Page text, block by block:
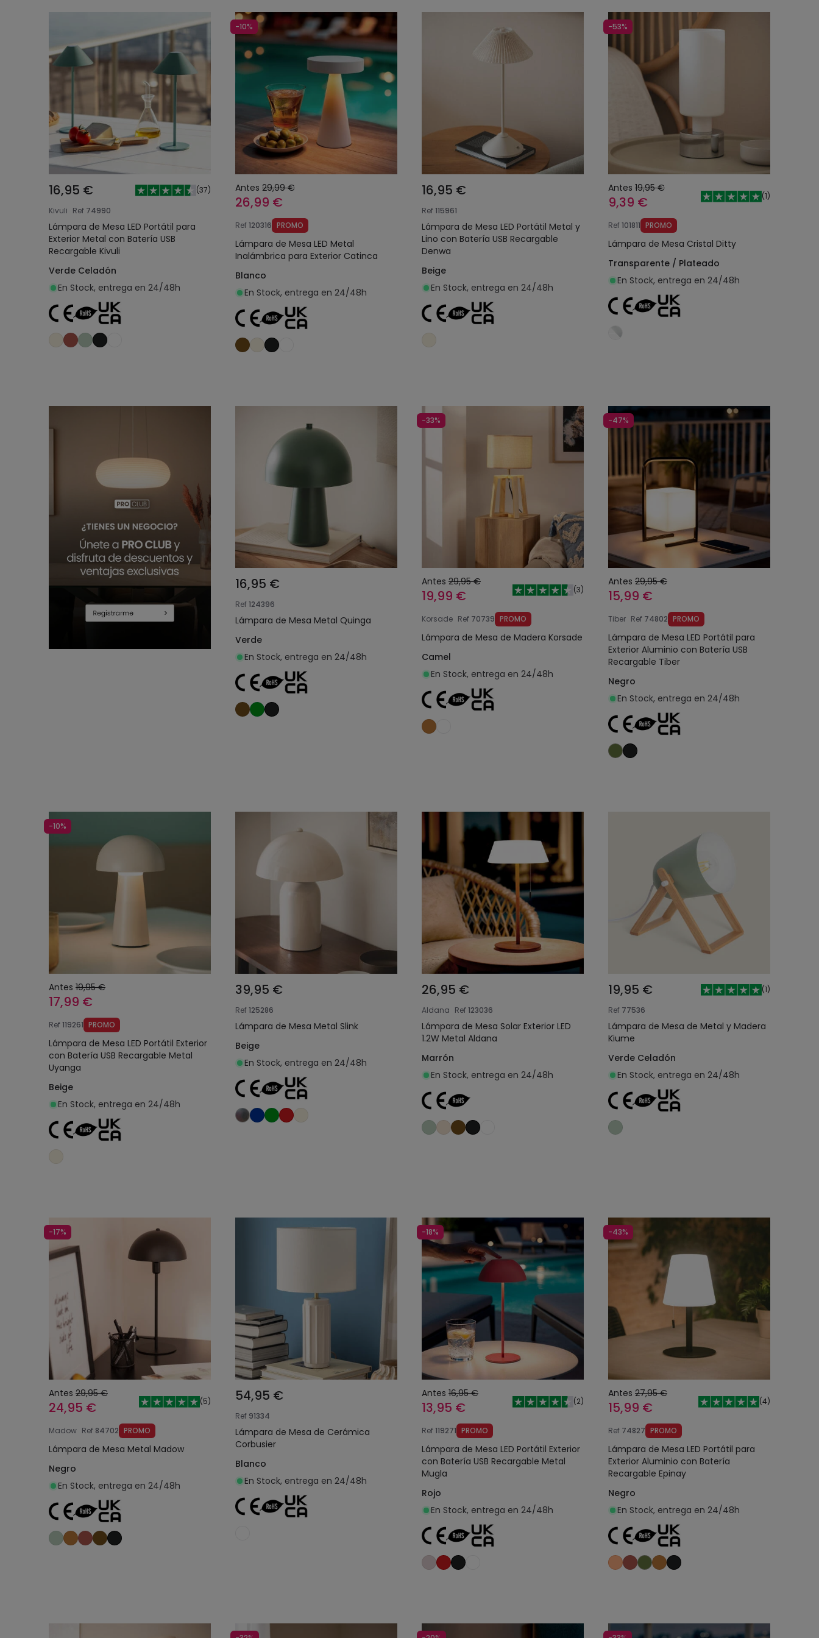
16,95 € (37)
Kivuli Ref 74990
Lámpara de Mesa LED Portátil para
Exterior Metal con Batería USB
Recargable Kivuli
Verde Celadón
En Stock, entrega en 24/48h
Añadir al carrito
-10%
Antes 29,99 €
26,99 €
Ref120316 PROMO
Lámpara de Mesa LED Metal
Inalámbrica para Exterior Catinca
Blanco
En Stock, entrega en 24/48h
16,95 €
Ref115961
Lámpara de Mesa LED Portátil Metal y
Lino con Batería USB Recargable
Denwa
Beige
En Stock, entrega en 24/48h
-53%
Antes 19,95 €
9,39 € (1)
Ref101811 PROMO
Lámpara de Mesa Cristal Ditty
Transparente / Plateado
En Stock, entrega en 24/48h
16,95 €
Ref124396
Lámpara de Mesa Metal Quinga
Verde
En Stock, entrega en 24/48h
-33%
Antes 29,95 €
19,99 € (3)
Korsade Ref 70739 PROMO
Lámpara de Mesa de Madera Korsade
Camel
En Stock, entrega en 24/48h
-47%
Antes 29,95 €
15,99 €
Tiber Ref 74802 PROMO
Lámpara de Mesa LED Portátil para
Exterior Aluminio con Batería USB
Recargable Tiber
Negro
En Stock, entrega en 24/48h
-10%
Antes 19,95 €
17,99 €
Ref119261 PROMO
Lámpara de Mesa LED Portátil Exterior
con Batería USB Recargable Metal
Uyanga
Beige
En Stock, entrega en 24/48h
39,95 €
Ref125286
Lámpara de Mesa Metal Slink
Beige
En Stock, entrega en 24/48h
26,95 €
Aldana Ref123036
Lámpara de Mesa Solar Exterior LED
1.2W Metal Aldana
Marrón
En Stock, entrega en 24/48h
19,95 € (1)
Ref 77536
Lámpara de Mesa de Metal y Madera
Kiume
Verde Celadón
En Stock, entrega en 24/48h
-17%
Antes 29,95 €
24,95 € (5)
Madow Ref 84702 PROMO
Lámpara de Mesa Metal Madow
Negro
En Stock, entrega en 24/48h
54,95 €
Ref 91334
Lámpara de Mesa de Cerámica
Corbusier
Blanco
En Stock, entrega en 24/48h
-18%
Antes 16,95 €
13,95 € (2)
Ref119271 PROMO
Lámpara de Mesa LED Portátil Exterior
con Batería USB Recargable Metal
Mugla
Rojo
En Stock, entrega en 24/48h
-43%
Antes 27,95 €
15,99 € (4)
Ref 74827 PROMO
Lámpara de Mesa LED Portátil para
Exterior Aluminio con Batería
Recargable Epinay
Negro
En Stock, entrega en 24/48h
Añadir al carrito